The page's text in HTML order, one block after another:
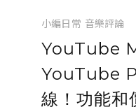
小編日常 音樂評論
YouTube
YouTube
線！功能和